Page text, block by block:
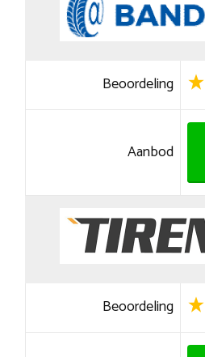
Beoordeling
Aanbod
Beoordeling